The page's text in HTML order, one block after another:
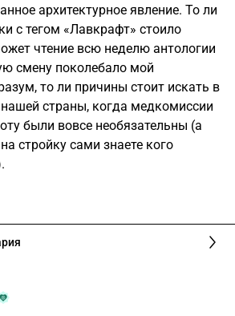
архитектурное явление. То ли
с тегом «Лавкрафт» стоило
чтение всю неделю антологии
смену поколебало мой
то ли причины стоит искать в
страны, когда медкомиссии
были вовсе необязательны (а
стройку сами знаете кого